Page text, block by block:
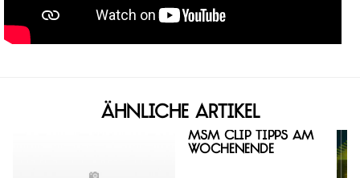
Ähnliche Artikel
MSM Clip Tipps am
Wochenende